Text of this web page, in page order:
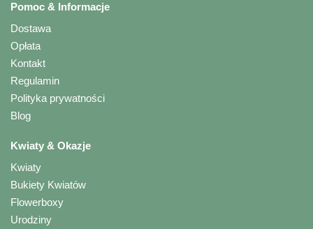
Pomoc & Informacje
Dostawa
Opłata
Kontakt
Regulamin
Polityka prywatności
Blog
Kwiaty & Okazje
Kwiaty
Bukiety Kwiatów
Flowerboxy
Urodziny